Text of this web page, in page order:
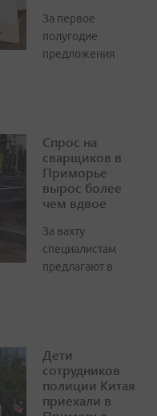
За первое
полугодие
предложения
Спрос на
сварщиков в
Приморье
вырос более
чем вдвое
За вахту
специалистам
предлагают в
Дети
сотрудников
полиции Китая
приехали в